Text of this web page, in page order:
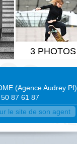
3 PHOTOS
(Agence Audrey PI)
50 87 61 87
le site de son agent